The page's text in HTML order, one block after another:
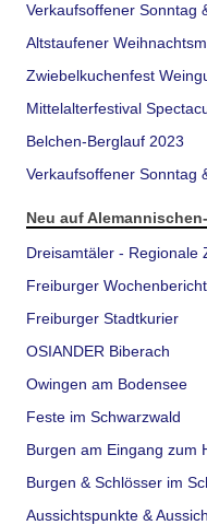
Verkaufsoffener Sonntag
Altstaufener
Zwiebelkuchenfest
Mittelalterfestival
Belchen-Berglauf 2023
Verkaufsoffener Sonntag
Neu auf
Dreisamtäler - Regionale
Freiburger Wochenbericht
Freiburger Stadtkurier
OSIANDER Biberach
Owingen am Bodensee
Feste im Schwarzwald
Burgen am Eingang zum
Burgen & Schlösser im
Aussichtspunkte &